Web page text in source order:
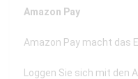
Amazon Pay
Amazon Pay macht das
Loggen Sie sich mit